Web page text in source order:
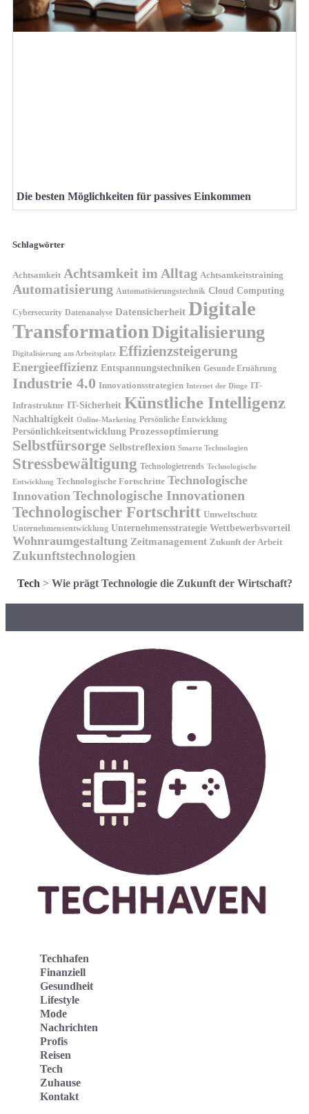
Die besten Möglichkeiten für passives Einkommen
Schlagwörter
Achtsamkeit Achtsamkeit im Alltag Achtsamkeitstraining
Automatisierung Automatisierungstechnik Cloud Computing
Cybersecurity Datenanalyse Datensicherheit Digitale
TransformationDigitalisierung
Digitalisierung am Arbeitsplatz Effizienzsteigerung
Energieeffizienz Entspannungstechniken Gesunde Ernährung
Industrie 4.0 Innovationsstrategien Internet der Dinge IT-
Infrastruktur IT-Sicherheit Künstliche Intelligenz
Nachhaltigkeit Online-Marketing Persönliche Entwicklung
Persönlichkeitsentwicklung Prozessoptimierung
Selbstfürsorge Selbstreflexion Smarte Technologien
Stressbewältigung Technologietrends Technologische
Entwicklung Technologische Fortschritte Technologische
Innovation Technologische Innovationen
Technologischer Fortschritt Umweltschutz
Unternehmensentwicklung Unternehmensstrategie Wettbewerbsvorteil
Wohnraumgestaltung Zeitmanagement Zukunft der Arbeit
Zukunftstechnologien
Tech > Wie prägt Technologie die Zukunft der Wirtschaft?
Techhafen
Finanziell
Gesundheit
Lifestyle
Mode
Nachrichten
Profis
Reisen
Tech
Zuhause
Kontakt